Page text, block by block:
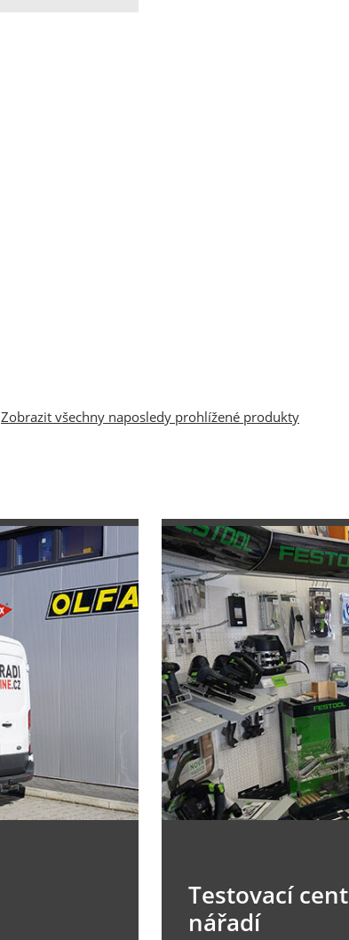
Zobrazit všechny naposledy prohlížené produkty
Testovací
nářadí